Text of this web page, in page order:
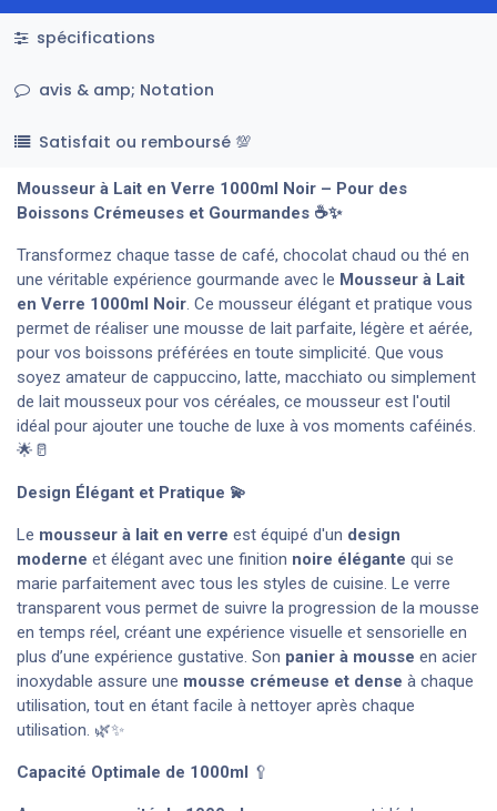
spécifications
avis & amp; Notation
Satisfait ou remboursé 💯
Mousseur à Lait en Verre 1000ml Noir – Pour des
Boissons Crémeuses et Gourmandes ☕✨
Transformez chaque tasse de café, chocolat chaud ou thé en
une véritable expérience gourmande avec le Mousseur à Lait
en Verre 1000ml Noir. Ce mousseur élégant et pratique vous
permet de réaliser une mousse de lait parfaite, légère et aérée,
pour vos boissons préférées en toute simplicité. Que vous
soyez amateur de cappuccino, latte, macchiato ou simplement
de lait mousseux pour vos céréales, ce mousseur est l'outil
idéal pour ajouter une touche de luxe à vos moments caféinés.
🌟🥛
Design Élégant et Pratique 💫
Le mousseur à lait en verre est équipé d'un design
moderne et élégant avec une finition noire élégante qui se
marie parfaitement avec tous les styles de cuisine. Le verre
transparent vous permet de suivre la progression de la mousse
en temps réel, créant une expérience visuelle et sensorielle en
plus d’une expérience gustative. Son panier à mousse en acier
inoxydable assure une mousse crémeuse et dense à chaque
utilisation, tout en étant facile à nettoyer après chaque
utilisation. 🌿✨
Capacité Optimale de 1000ml 🥄